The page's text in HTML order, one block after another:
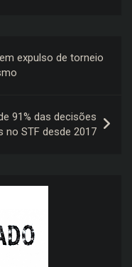
expulso de torneio
91% das decisões
no STF desde 2017